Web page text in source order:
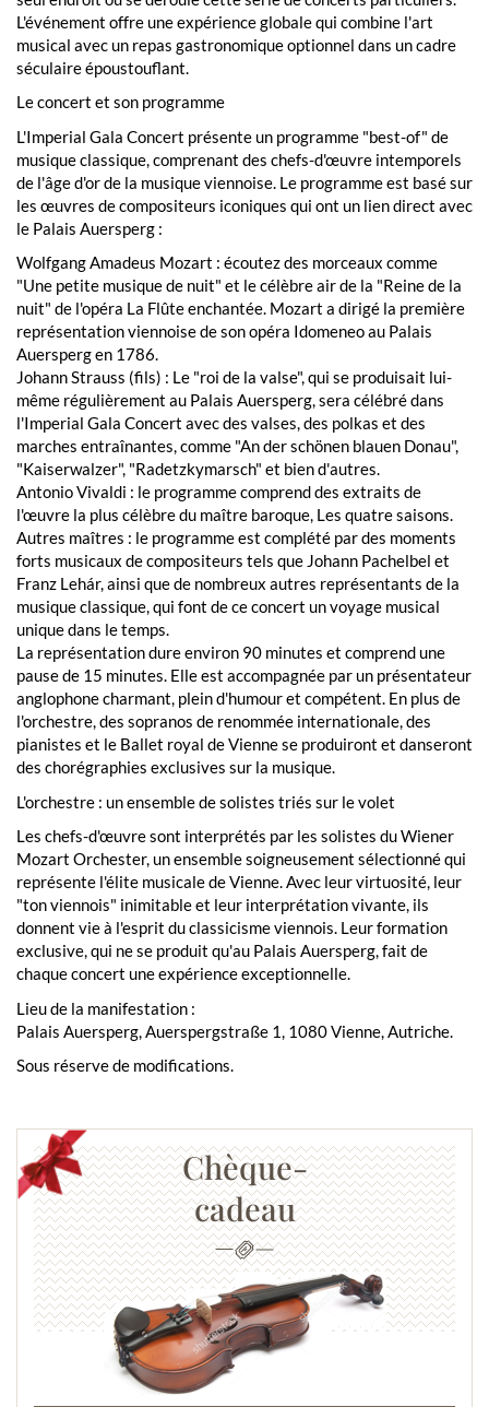
L'événement offre une expérience globale qui combine l'art
musical avec un repas gastronomique optionnel dans un cadre
séculaire époustouflant.
Le concert et son programme
L'Imperial Gala Concert présente un programme "best-of" de
musique classique, comprenant des chefs-d'œuvre intemporels
de l'âge d'or de la musique viennoise. Le programme est basé sur
les œuvres de compositeurs iconiques qui ont un lien direct avec
le Palais Auersperg :
Wolfgang Amadeus Mozart : écoutez des morceaux comme
"Une petite musique de nuit" et le célèbre air de la "Reine de la
nuit" de l'opéra La Flûte enchantée. Mozart a dirigé la première
représentation viennoise de son opéra Idomeneo au Palais
Auersperg en 1786.
Johann Strauss (fils) : Le "roi de la valse", qui se produisait lui-
même régulièrement au Palais Auersperg, sera célébré dans
l'Imperial Gala Concert avec des valses, des polkas et des
marches entraînantes, comme "An der schönen blauen Donau",
"Kaiserwalzer", "Radetzkymarsch" et bien d'autres.
Antonio Vivaldi : le programme comprend des extraits de
l'œuvre la plus célèbre du maître baroque, Les quatre saisons.
Autres maîtres : le programme est complété par des moments
forts musicaux de compositeurs tels que Johann Pachelbel et
Franz Lehár, ainsi que de nombreux autres représentants de la
musique classique, qui font de ce concert un voyage musical
unique dans le temps.
La représentation dure environ 90 minutes et comprend une
pause de 15 minutes. Elle est accompagnée par un présentateur
anglophone charmant, plein d'humour et compétent. En plus de
l'orchestre, des sopranos de renommée internationale, des
pianistes et le Ballet royal de Vienne se produiront et danseront
des chorégraphies exclusives sur la musique.
L'orchestre : un ensemble de solistes triés sur le volet
Les chefs-d'œuvre sont interprétés par les solistes du Wiener
Mozart Orchester, un ensemble soigneusement sélectionné qui
représente l'élite musicale de Vienne. Avec leur virtuosité, leur
"ton viennois" inimitable et leur interprétation vivante, ils
donnent vie à l'esprit du classicisme viennois. Leur formation
exclusive, qui ne se produit qu'au Palais Auersperg, fait de
chaque concert une expérience exceptionnelle.
Lieu de la manifestation :
Palais Auersperg, Auerspergstraße 1, 1080 Vienne, Autriche.
Sous réserve de modifications.
Chèque-
cadeau